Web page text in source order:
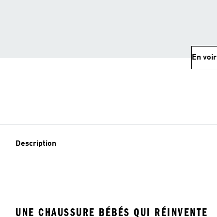
En
Description
UNE CHAUSSURE BÉBÉS QUI RÉINVENTE